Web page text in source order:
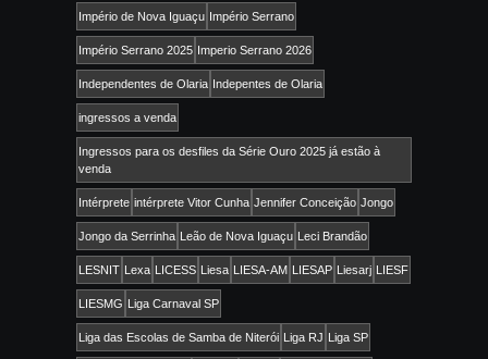
Império de Nova Iguaçu Império Serrano
Império Serrano 2025 Imperio Serrano 2026
Independentes de Olaria Indepentes de Olaria
ingressos a venda
Ingressos para os desfiles da Série Ouro 2025 já estão à
venda
Intérprete intérprete Vitor Cunha Jennifer Conceição Jongo
Jongo da Serrinha Leão de Nova Iguaçu Leci Brandão
LESNIT Lexa LICESS Liesa LIESA-AM LIESAP Liesarj LIESF
LIESMG Liga Carnaval SP
Liga das Escolas de Samba de Niterói Liga RJ Liga SP